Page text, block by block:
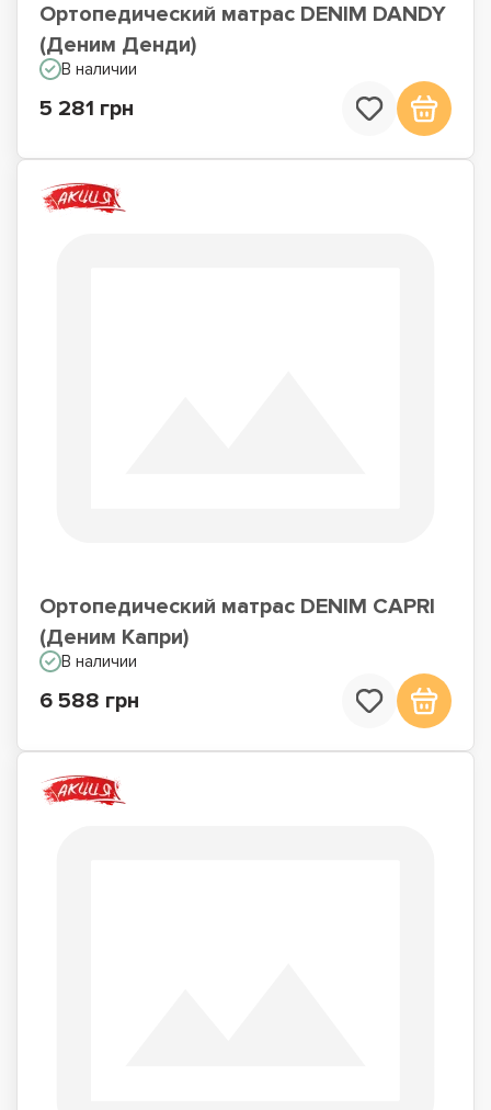
Ортопедический матрас DENIM DANDY
(Деним Денди)
В наличии
5 281 грн
Ортопедический матрас DENIM CAPRI
(Деним Капри)
В наличии
6 588 грн